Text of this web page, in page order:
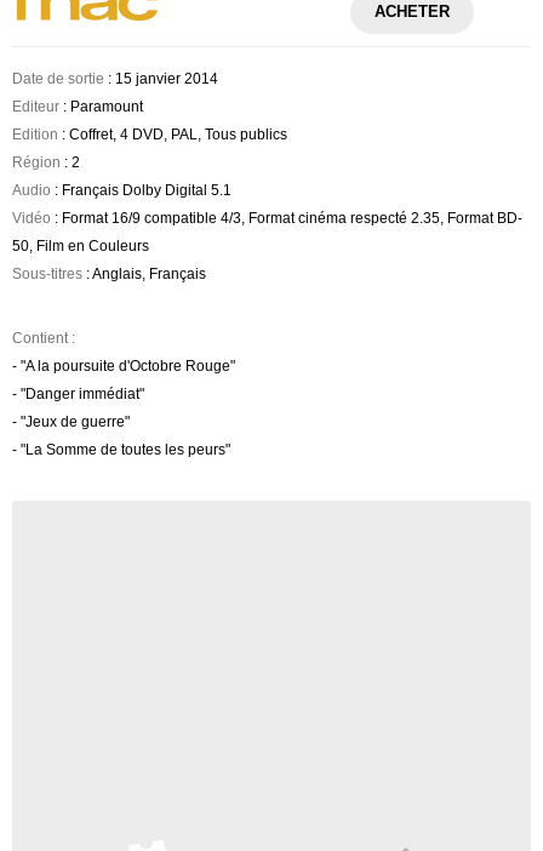
ACHETER
Date de sortie : 15 janvier 2014
Editeur : Paramount
Edition : Coffret, 4 DVD, PAL, Tous publics
Région : 2
Audio : Français Dolby Digital 5.1
Vidéo : Format 16/9 compatible 4/3, Format cinéma respecté 2.35, Format BD-
50, Film en Couleurs
Sous-titres : Anglais, Français
Contient :
- "A la poursuite d'Octobre Rouge"
- "Danger immédiat"
- "Jeux de guerre"
- "La Somme de toutes les peurs"